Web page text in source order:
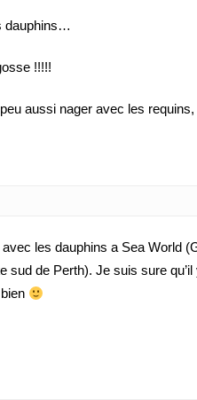
dauphins…
!!!!!
aussi nager avec les
les dauphins a Sea World
sud de Perth). Je suis sure qu’il